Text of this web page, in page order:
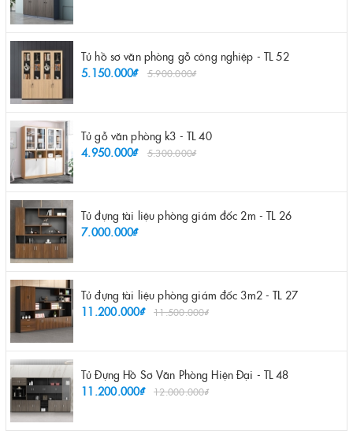
Tủ hồ sơ văn phòng gỗ công nghiệp - TL 52
5.150.000₫
5.900.000₫
Tủ gỗ văn phòng k3 - TL 40
4.950.000₫
5.300.000₫
Tủ đựng tài liệu phòng giám đốc 2m - TL 26
7.000.000₫
Tủ đựng tài liệu phòng giám đốc 3m2 - TL 27
11.200.000₫
11.500.000₫
Tủ Đựng Hồ Sơ Văn Phòng Hiện Đại - TL 48
11.200.000₫
12.000.000₫